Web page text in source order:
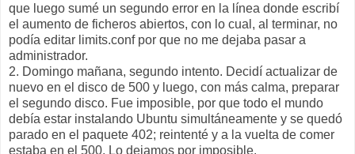
que luego sumé un segundo error en la línea donde escribí
el aumento de ficheros abiertos, con lo cual, al terminar, no
podía editar limits.conf por que no me dejaba pasar a
administrador.
2. Domingo mañana, segundo intento. Decidí actualizar de
nuevo en el disco de 500 y luego, con más calma, preparar
el segundo disco. Fue imposible, por que todo el mundo
debía estar instalando Ubuntu simultáneamente y se quedó
parado en el paquete 402; reintenté y a la vuelta de comer
estaba en el 500. Lo dejamos por imposible.